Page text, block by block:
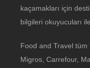
kaçamakları için
bilgileri okuyucuları
Food and Travel tüm
Migros, Carrefour,